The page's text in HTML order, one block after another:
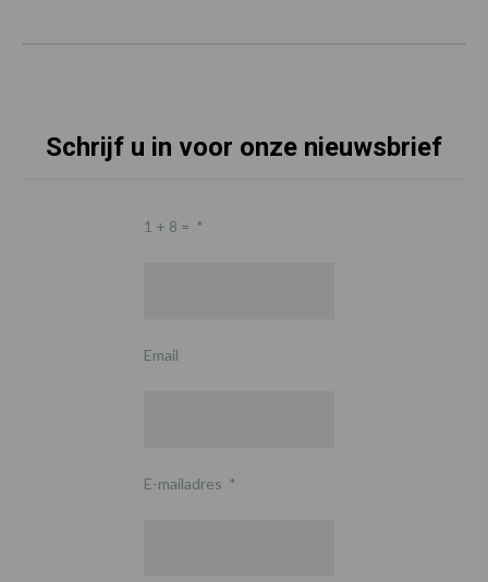
Schrijf u in voor onze nieuwsbrief
1 + 8 = *
Email
E-mailadres *